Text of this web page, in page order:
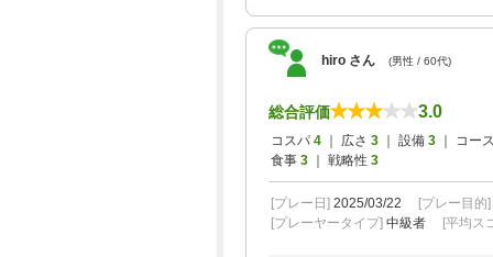
hiro さん (男性 / 60代)
総合評価 3.0
コスパ 4 ｜ 広さ 3 ｜ 設備 3 ｜ コー
食事 3 ｜ 戦略性 3
[プレー日] 2025/03/22 [プレー目的]
[プレーヤータイプ] 中級者 [平均ス